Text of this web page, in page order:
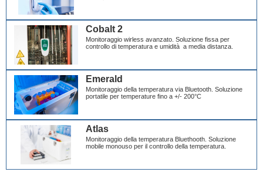
Cobalt 2
Monitoraggio wirless avanzato. Soluzione fissa per
controllo di temperatura e umidità a media distanza.
Emerald
Monitoraggio della temperatura via Bluetooth. Soluzione
portatile per temperature fino a +/- 200°C
Atlas
Monitoraggio della temperatura Bluethooth. Soluzione
mobile monouso per il controllo della temperatura.